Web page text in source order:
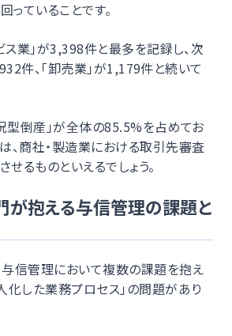
ていることです。
ス業」が3,398件と最多を記録し、次
件、「卸売業」が1,179件と続いて
型倒産」が全体の85.5%を占めてお
、商社・製造業における取引先審査
るものといえるでしょう。
が抱える与信管理の課題と
与信管理において複数の課題を抱え
化した業務プロセス」の問題があり